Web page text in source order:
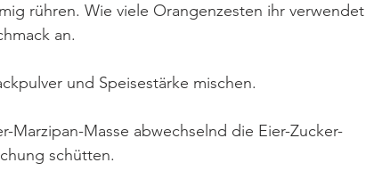
rühren. Wie viele Orangenzesten ihr verwendet
an.
und Speisestärke mischen.
Marzipan-Masse abwechselnd die Eier-Zucker-
schütten.